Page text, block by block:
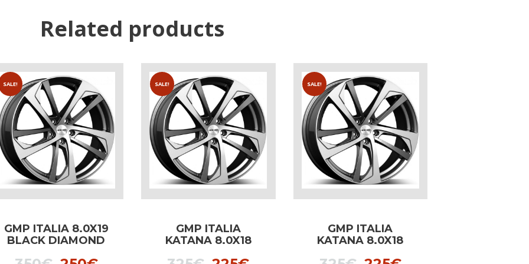
Related products
SALE!
GMP ITALIA 8.0X19
BLACK DIAMOND
SALE!
GMP ITALIA
KATANA 8.0X18
SALE!
GMP ITALIA
KATANA 8.0X18